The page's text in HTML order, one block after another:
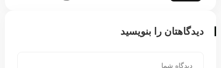
دیدگاهتان را بنویسید